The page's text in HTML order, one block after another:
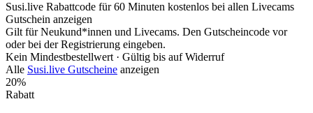
Susi.live Rabattcode für 60 Minuten kostenlos bei allen Livecams
Gutschein anzeigen
Gilt für Neukund*innen und Livecams. Den Gutscheincode vor
oder bei der Registrierung eingeben.
Kein Mindestbestellwert · Gültig bis auf Widerruf
Alle Susi.live Gutscheine anzeigen
20%
Rabatt